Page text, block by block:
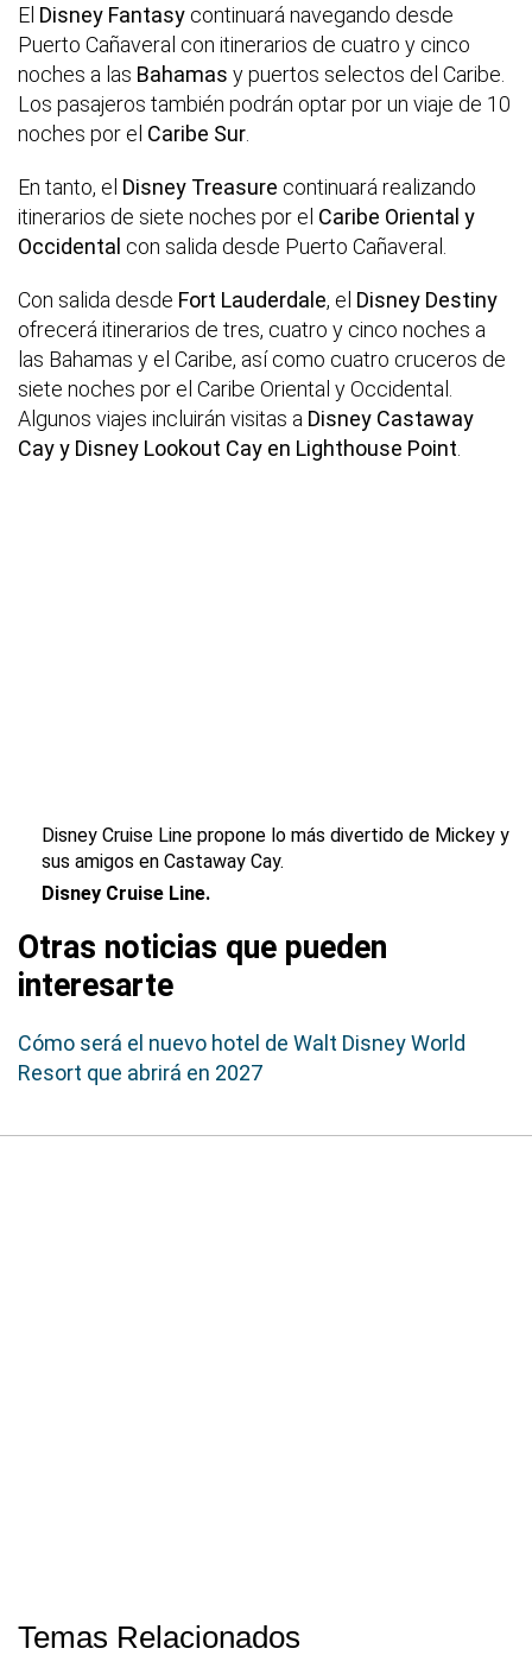
El Disney Fantasy continuará navegando desde
Puerto Cañaveral con itinerarios de cuatro y cinco
noches a las Bahamas y puertos selectos del Caribe.
Los pasajeros también podrán optar por un viaje de 10
noches por el Caribe Sur
En tanto, el Disney Treasure continuará realizando
itinerarios de siete noches por el Caribe Oriental y
Occidental con salida desde Puerto Cañaveral.
Con salida desde Fort Lauderdale, el Disney Destiny
ofrecerá itinerarios de tres, cuatro y cinco noches a
las Bahamas y el Caribe, así como cuatro cruceros de
siete noches por el Caribe Oriental y Occidental.
Algunos viajes incluirán visitas a Disney Castaway
Cay y Disney Lookout Cay en Lighthouse Point
Disney Cruise Line propone lo más divertido de Mickey y
sus amigos en Castaway Cay.
Disney Cruise Line.
Otras noticias que pueden
interesarte
Cómo será el nuevo hotel de Walt Disney World
Resort que abrirá en 2027
Temas Relacionados